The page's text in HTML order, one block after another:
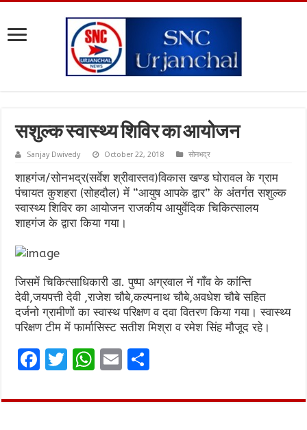
सशुल्क स्वास्थ्य शिविर का आयोजन
Sanjay Dwivedy October 22, 2018 सोनभद्र
शाहगंज/सोनभद्र(सर्वेश श्रीवास्तव)विकास खण्ड घोरावल के ग्राम
पंचायत कुशहरा (सोहदौल) में “आयुष आपके द्वार” के अंतर्गत सशुल्क
स्वास्थ्य शिविर का आयोजन राजकीय आयुर्वेदिक चिकित्सालय
शाहगंज के द्वारा किया गया।
जिसमें चिकित्साधिकारी डा. पुष्पा अग्रवाल नें गाँव के कांन्ति
देवी,जयपत्ती देवी ,राजेश चौबे,कल्पनाथ चौबे,अवधेश चौबे सहित
दर्जनो ग्रामीणों का स्वास्थ परिक्षण व दवा वितरण किया गया। स्वास्थ्य
परिक्षण टीम में फार्मासिस्ट सतीश मिश्रा व रमेश सिंह मौजूद रहे।
F
ce
T
it
W
at
E
ai ar